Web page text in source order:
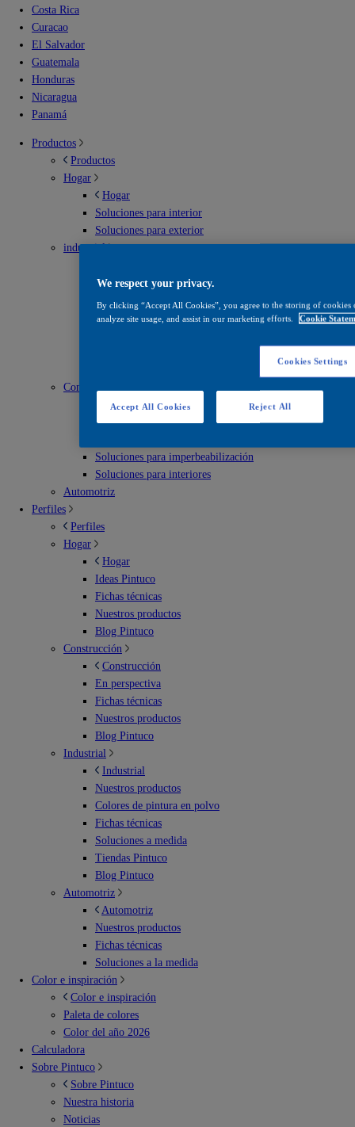
Costa Rica
Curacao
El Salvador
Guatemala
Honduras
Nicaragua
Panamá
Productos
Productos
Hogar
Hogar
Soluciones para interior
Soluciones para exterior
industrial
Envases metálicos
Infraestructura vial
Madera
Construcción
Construcción
Escenarios deportivos
Soluciones para imperbeabilización
Soluciones para interiores
Automotriz
Perfiles
Perfiles
Hogar
Hogar
Ideas Pintuco
Fichas técnicas
Nuestros productos
Blog Pintuco
Construcción
Construcción
En perspectiva
Fichas técnicas
Nuestros productos
Blog Pintuco
Industrial
Industrial
Nuestros productos
Colores de pintura en polvo
Fichas técnicas
Soluciones a medida
Tiendas Pintuco
Blog Pintuco
Automotriz
Automotriz
Nuestros productos
Fichas técnicas
Soluciones a la medida
Color e inspiración
Color e inspiración
Paleta de colores
Color del año 2026
Calculadora
Sobre Pintuco
Sobre Pintuco
Nuestra historia
Noticias
We respect your privacy.
By clicking “Accept All Cookies”, you agree to the storing of
analyze site usage, and assist in our marketing efforts.
Cookie
Cookies Settings
Reject All
Accept All Cookies